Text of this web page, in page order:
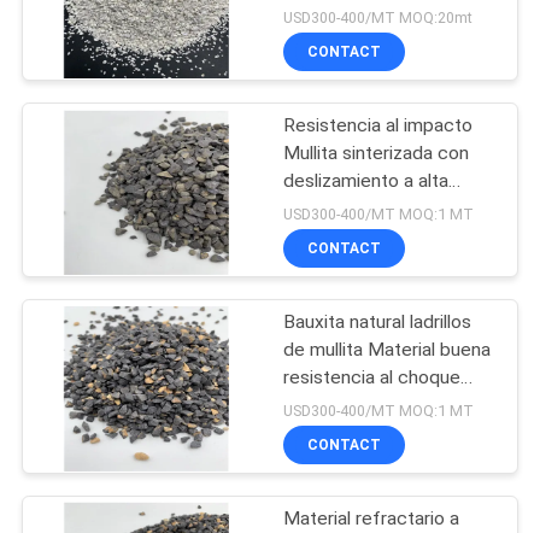
MAPA
SITIO
PRIVACY
POLICY
Circonio de alumina
fundido
17
Carburo de silicio
negro
15
térmico
USD300-400/MT MOQ:20mt
CONTACT
Resistencia al impacto
Mullita sinterizada con
deslizamiento a alta
temperatura
USD300-400/MT MOQ:1 MT
CONTACT
Bauxita natural ladrillos
de mullita Material buena
resistencia al choque
térmico
USD300-400/MT MOQ:1 MT
CONTACT
Material refractario a